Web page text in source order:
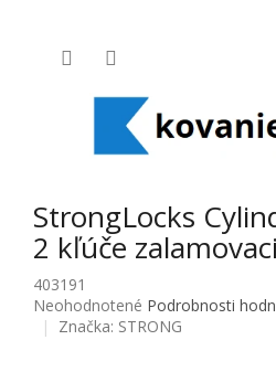
StrongLocks
2 kľúče
403191
Priemerné hodnotenie produktu je
Neohodnotené Podrobnosti
Značka: STRONG